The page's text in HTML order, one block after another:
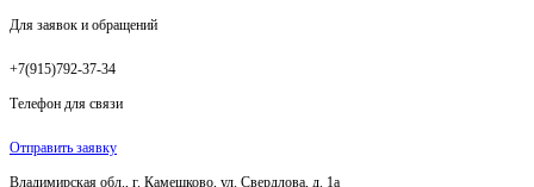
Для заявок и обращений
+7(915)792-37-34
Телефон для связи
Отправить заявку
Владимирская обл., г. Камешково, ул. Свердлова, д. 1а